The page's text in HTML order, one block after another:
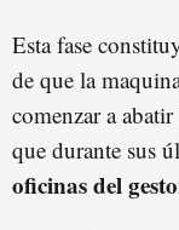
Esta fase
de que la
comenzar a
que durante sus
oficinas del